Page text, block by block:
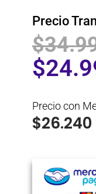
Precio
$
$
Precio con
$26.240